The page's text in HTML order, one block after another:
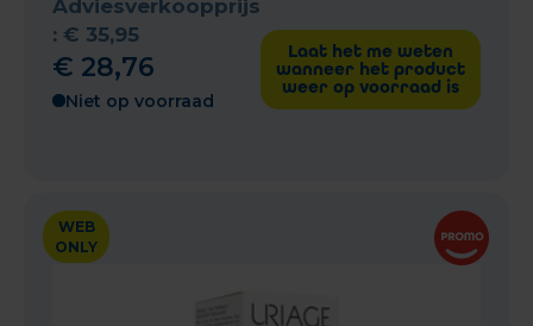
Adviesverkoopprijs
: € 35,95
€ 28,76
Niet op voorraad
Laat het me weten
wanneer het product
weer op voorraad is
WEB
ONLY